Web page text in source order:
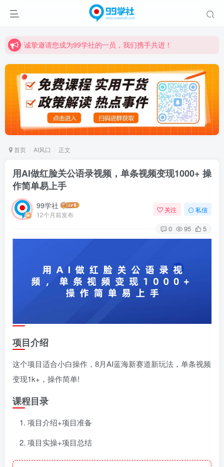
诚挚邀请您成为99学社的一员，我们携手共进！
诚挚邀请您成为99学社的一员，我们携手共进！
学习路上不孤独，99学社与你同行！分享全网优质VIP资源，炒股教程、创业教程、网络营销教程、自媒体短视频教程等，长期更新各大精品创业项目！
首页 AI风口 正文
用AI做红脸关公语录视频，单条视频变现1000+ 操
作简单易上手
99学社
12个月前发布
关注 私信
0 95 5
项目介绍
这个项目适合小白操作，8月AI蓝海新赛道新玩法，单条视频
变现1k+，操作简单!
课程目录
项目介绍+项目准备
项目实操+项目总结